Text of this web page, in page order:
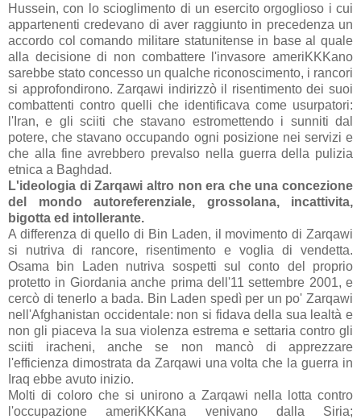
Hussein, con lo scioglimento di un esercito orgoglioso i cui
appartenenti credevano di aver raggiunto in precedenza un
accordo col comando militare statunitense in base al quale
alla decisione di non combattere l'invasore ameriKKKano
sarebbe stato concesso un qualche riconoscimento, i rancori
si approfondirono. Zarqawi indirizzò il risentimento dei suoi
combattenti contro quelli che identificava come usurpatori:
l'Iran, e gli sciiti che stavano estromettendo i sunniti dal
potere, che stavano occupando ogni posizione nei servizi e
che alla fine avrebbero prevalso nella guerra della pulizia
etnica a Baghdad.
L'ideologia di Zarqawi altro non era che una concezione
del mondo autoreferenziale, grossolana, incattivita,
bigotta ed intollerante.
A differenza di quello di Bin Laden, il movimento di Zarqawi
si nutriva di rancore, risentimento e voglia di vendetta.
Osama bin Laden nutriva sospetti sul conto del proprio
protetto in Giordania anche prima dell'11 settembre 2001, e
cercò di tenerlo a bada. Bin Laden spedì per un po' Zarqawi
nell'Afghanistan occidentale: non si fidava della sua lealtà e
non gli piaceva la sua violenza estrema e settaria contro gli
sciiti iracheni, anche se non mancò di apprezzare
l'efficienza dimostrata da Zarqawi una volta che la guerra in
Iraq ebbe avuto inizio.
Molti di coloro che si unirono a Zarqawi nella lotta contro
l'occupazione ameriKKKana venivano dalla Siria;